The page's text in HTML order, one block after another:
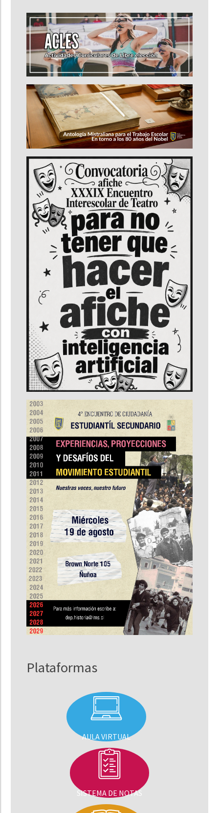
Plataformas
AULA VIRTUAL
SISTEMA DE NOTAS